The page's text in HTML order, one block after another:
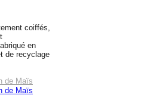
coiffés,
en
de recyclage